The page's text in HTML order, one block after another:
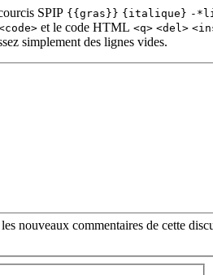
SPIP {{gras}} {italique} -
et le code HTML <q> <del>
simplement des lignes vides.
nouveaux commentaires de cette